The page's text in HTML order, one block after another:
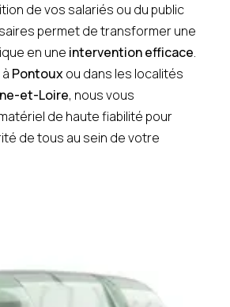
de vos salariés ou du public
permet de transformer une
en une intervention efficace.
Pontouxou dans les localités
et-Loire, nous vous
de haute fiabilité pour
de tous au sein de votre